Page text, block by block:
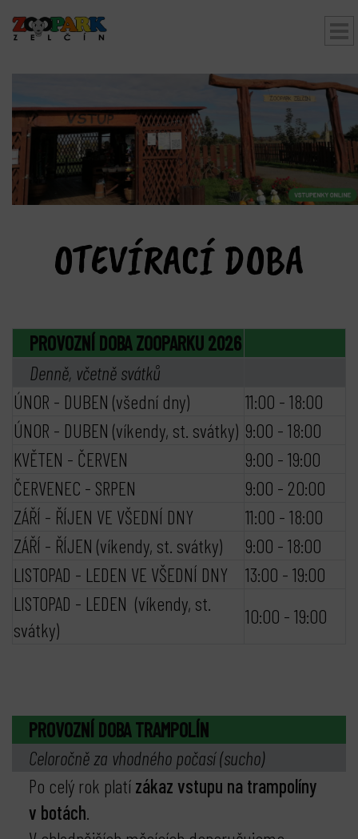
OTEVÍRACÍ DOBA
PROVOZNÍ DOBA ZOOPARKU 2026
Denně, včetně svátků
ÚNOR - DUBEN (všední dny)
11:00 - 18:00
ÚNOR - DUBEN (víkendy, st. svátky) 9:00 - 18:00
KVĚTEN - ČERVEN
9:00 - 19:00
ČERVENEC - SRPEN
9:00 - 20:00
ZÁŘÍ - ŘÍJEN VE VŠEDNÍ DNY
11:00 - 18:00
ZÁŘÍ - ŘÍJEN (víkendy, st. svátky)
9:00 - 18:00
LISTOPAD - LEDEN VE VŠEDNÍ DNY
13:00 - 19:00
LISTOPAD - LEDEN (víkendy, st.
svátky)
10:00 - 19:00
PROVOZNÍ DOBA TRAMPOLÍN
Celoročně za vhodného počasí (sucho)
Po celý rok platí zákaz vstupu na trampolíny
v botách